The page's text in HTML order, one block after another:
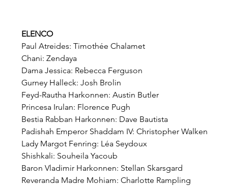
ELENCO
Paul Atreides: Timothée Chalamet
Chani: Zendaya
Dama Jessica: Rebecca Ferguson
Gurney Halleck: Josh Brolin
Feyd-Rautha Harkonnen: Austin Butler
Princesa Irulan: Florence Pugh
Bestia Rabban Harkonnen: Dave Bautista
Padishah Emperor Shaddam IV: Christopher Walken
Lady Margot Fenring: Léa Seydoux
Shishkali: Souheila Yacoub
Baron Vladimir Harkonnen: Stellan Skarsgard
Reveranda Madre Mohiam: Charlotte Rampling